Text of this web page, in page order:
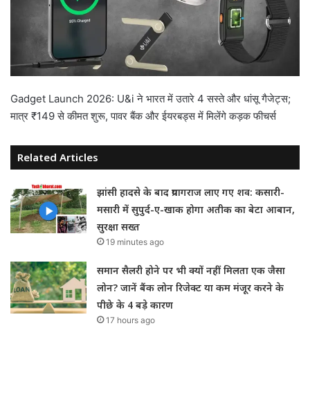
Gadget Launch 2026: U&i ने भारत में उतारे 4 सस्ते और धांसू गैजेट्स;
मात्र ₹149 से कीमत शुरू, पावर बैंक और ईयरबड्स में मिलेंगे कड़क फीचर्स
Related Articles
झांसी हादसे के बाद प्रयागराज लाए गए शव: कसारी-
मसारी में सुपुर्द-ए-खाक होगा अतीक का बेटा आबान,
सुरक्षा सख्त
19 minutes ago
समान सैलरी होने पर भी क्यों नहीं मिलता एक जैसा
लोन? जानें बैंक लोन रिजेक्ट या कम मंजूर करने के
पीछे के 4 बड़े कारण
17 hours ago